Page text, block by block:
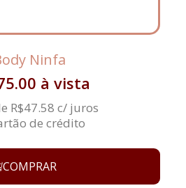
Ninfa
à vista
R$47.58 c/ juros
de crédito
COMPRAR